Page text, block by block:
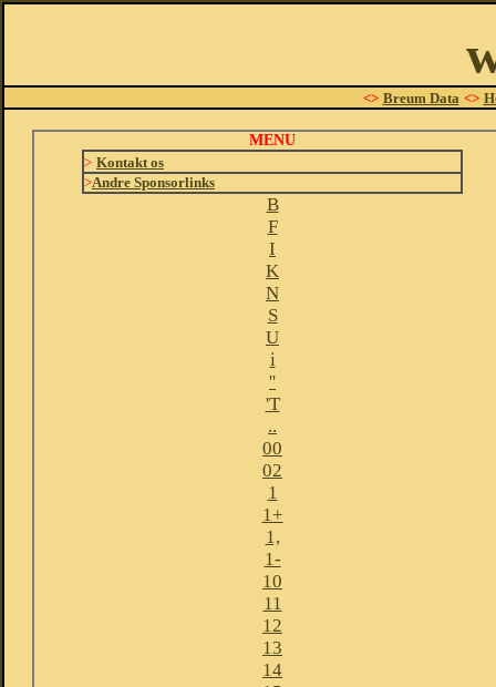
<> Breum Data <>
MENU
> Kontakt os
>Andre Sponsorlinks
B
F
I
K
N
S
U
i
''
'T
..
00
02
1
1+
1,
1-
10
11
12
13
14